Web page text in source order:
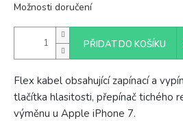
Možnosti doručení
PŘIDAT DO KOŠÍKU
Flex kabel obsahující zapínací a
tlačítka hlasitosti, přepínač tichého
výměnu u Apple iPhone 7.